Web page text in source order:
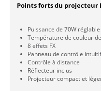
Points forts du projecteur
Puissance de 70W
Température de couleur
8 effets FX
Panneau de contrôle intuitif
Contrôle à distance
Réflecteur inclus
Projecteur compact et